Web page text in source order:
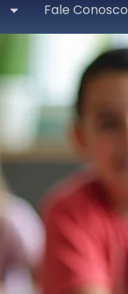
Fale Conosco